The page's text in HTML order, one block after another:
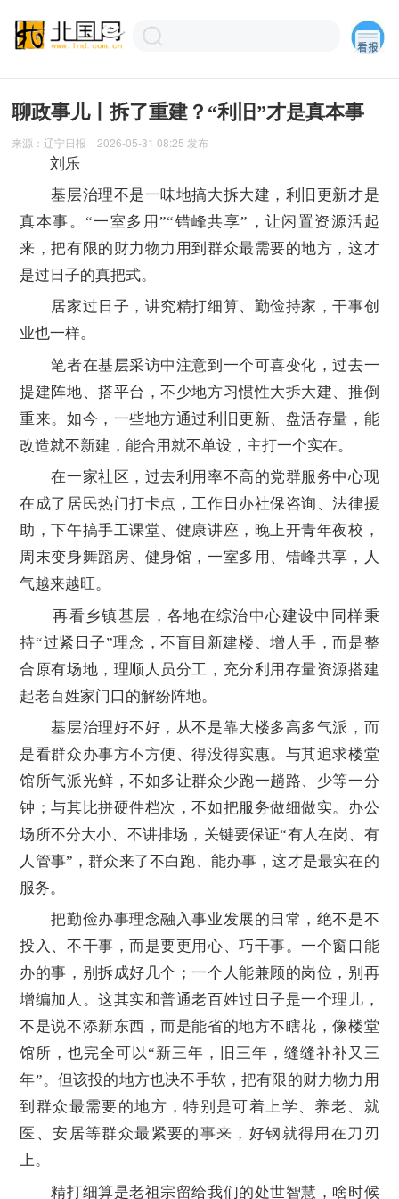
聊政事儿丨拆了重建？“利旧”才是真本事
来源：辽宁日报 2026-05-31 08:25 发布
刘乐
基层治理不是一味地搞大拆大建，利旧更新才是
真本事。“一室多用”“错峰共享”，让闲置资源活起
来，把有限的财力物力用到群众最需要的地方，这才
是过日子的真把式。
居家过日子，讲究精打细算、勤俭持家，干事创
业也一样。
笔者在基层采访中注意到一个可喜变化，过去一
提建阵地、搭平台，不少地方习惯性大拆大建、推倒
重来。如今，一些地方通过利旧更新、盘活存量，能
改造就不新建，能合用就不单设，主打一个实在。
在一家社区，过去利用率不高的党群服务中心现
在成了居民热门打卡点，工作日办社保咨询、法律援
助，下午搞手工课堂、健康讲座，晚上开青年夜校，
周末变身舞蹈房、健身馆，一室多用、错峰共享，人
气越来越旺。
再看乡镇基层，各地在综治中心建设中同样秉
持“过紧日子”理念，不盲目新建楼、增人手，而是整
合原有场地，理顺人员分工，充分利用存量资源搭建
起老百姓家门口的解纷阵地。
基层治理好不好，从不是靠大楼多高多气派，而
是看群众办事方不方便、得没得实惠。与其追求楼堂
馆所气派光鲜，不如多让群众少跑一趟路、少等一分
钟；与其比拼硬件档次，不如把服务做细做实。办公
场所不分大小、不讲排场，关键要保证“有人在岗、有
人管事”，群众来了不白跑、能办事，这才是最实在的
服务。
把勤俭办事理念融入事业发展的日常，绝不是不
投入、不干事，而是要更用心、巧干事。一个窗口能
办的事，别拆成好几个；一个人能兼顾的岗位，别再
增编加人。这其实和普通老百姓过日子是一个理儿，
不是说不添新东西，而是能省的地方不瞎花，像楼堂
馆所，也完全可以“新三年，旧三年，缝缝补补又三
年”。但该投的地方也决不手软，把有限的财力物力用
到群众最需要的地方，特别是可着上学、养老、就
医、安居等群众最紧要的事来，好钢就得用在刀刃
上。
精打细算是老祖宗留给我们的处世智慧，啥时候